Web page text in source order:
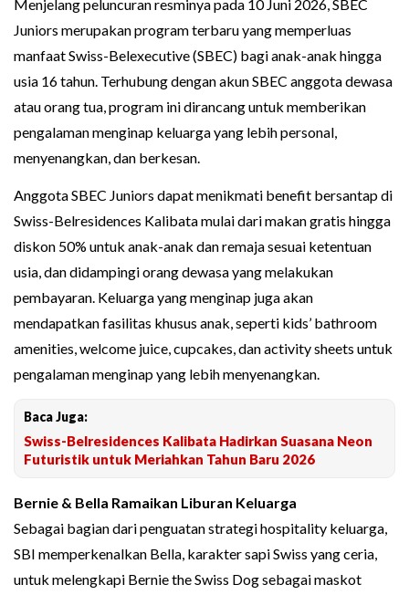
Menjelang peluncuran resminya pada 10 Juni 2026, SBEC
Juniors merupakan program terbaru yang memperluas
manfaat Swiss-Belexecutive (SBEC) bagi anak-anak hingga
usia 16 tahun. Terhubung dengan akun SBEC anggota dewasa
atau orang tua, program ini dirancang untuk memberikan
pengalaman menginap keluarga yang lebih personal,
menyenangkan, dan berkesan.
Anggota SBEC Juniors dapat menikmati benefit bersantap di
Swiss-Belresidences Kalibata mulai dari makan gratis hingga
diskon 50% untuk anak-anak dan remaja sesuai ketentuan
usia, dan didampingi orang dewasa yang melakukan
pembayaran. Keluarga yang menginap juga akan
mendapatkan fasilitas khusus anak, seperti kids’ bathroom
amenities, welcome juice, cupcakes, dan activity sheets untuk
pengalaman menginap yang lebih menyenangkan.
Baca Juga:
Swiss-Belresidences Kalibata Hadirkan Suasana Neon
Futuristik untuk Meriahkan Tahun Baru 2026
Bernie & Bella Ramaikan Liburan Keluarga
Sebagai bagian dari penguatan strategi hospitality keluarga,
SBI memperkenalkan Bella, karakter sapi Swiss yang ceria,
untuk melengkapi Bernie the Swiss Dog sebagai maskot